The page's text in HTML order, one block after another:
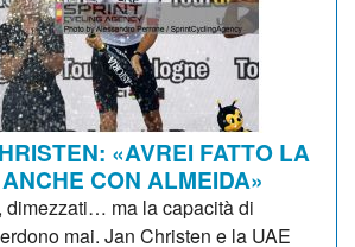
«AVREI FATTO LA
CON ALMEIDA»
dimezzati… ma la capacità di
mai. Jan Christen e la UAE